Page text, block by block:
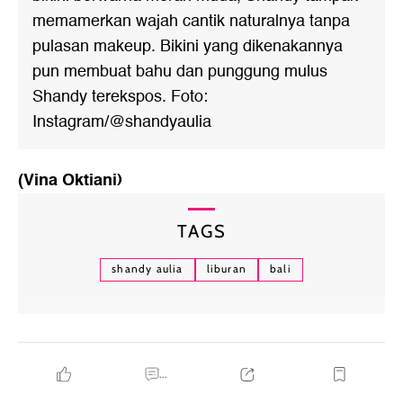
memamerkan wajah cantik naturalnya tanpa
pulasan makeup. Bikini yang dikenakannya
pun membuat bahu dan punggung mulus
Shandy terekspos. Foto:
Instagram/@shandyaulia
(Vina Oktiani)
TAGS
shandy aulia liburan bali
...